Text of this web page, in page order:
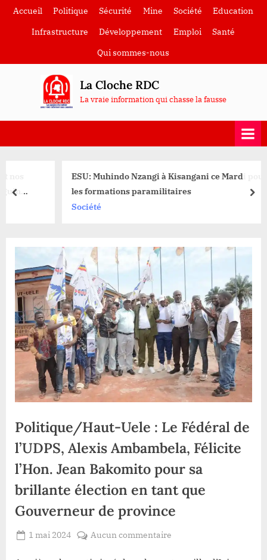
SkipAccueil Politique Sécurité Mine Société
Education
Infrastructure
Développement Emploi
Santé
Qui sommes-nous
La Cloche RDC
La vraie information qui chasse la fausse
ESU: Muhindo Nzangi à Kisangani ce Mardi pour lancer
les formations paramilitaires
prev
Politique/Haut-Uele : Le Fédéral de
l’UDPS, Alexis Ambambela, Félicite
l’Hon. Jean Bakomito pour sa
brillante élection en tant que
Gouverneur de province
Posted
1 mai 2024
Aucun commentaire